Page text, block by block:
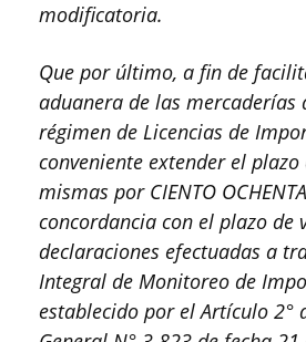
modificatoria.
Que por último, a fin de
aduanera de las mercaderías
régimen de Licencias de
conveniente extender el
mismas por CIENTO
concordancia con el plazo de
declaraciones efectuadas a
Integral de Monitoreo de
establecido por el Artículo 2°